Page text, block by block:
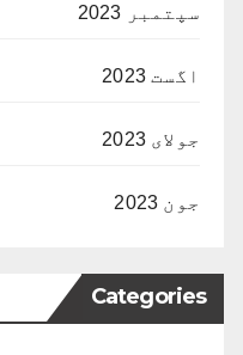
سپتمبر 2023
اگست 2023
جولای 2023
جون 2023
Categories